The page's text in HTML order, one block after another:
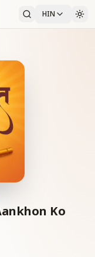
HIN
Ko